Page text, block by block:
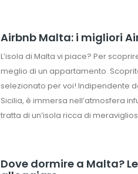
Airbnb Malta: i migliori
L’isola di Malta vi piace? Per
meglio di un appartamento.
selezionato per voi! Indipendente
Sicilia, è immersa nell’atmosfera
tratta di un’isola ricca di
Dove dormire a Malta?